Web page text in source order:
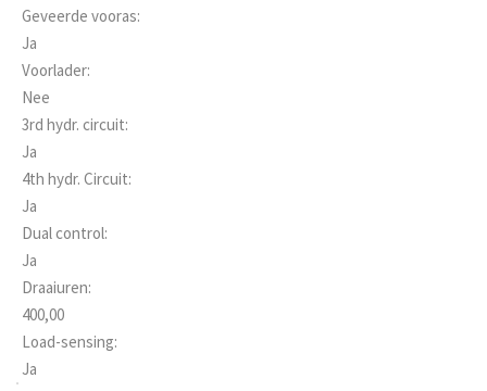
Geveerde vooras:
Ja
Voorlader:
Nee
3rd hydr. circuit:
Ja
4th hydr. Circuit:
Ja
Dual control:
Ja
Draaiuren:
400,00
Load-sensing:
Ja